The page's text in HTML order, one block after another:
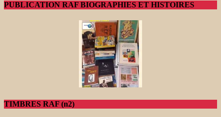
PUBLICATION RAF BIOGRAPHIES ET HISTOIRES
TIMBRES RAF (n2)